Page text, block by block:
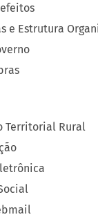
e Estrutura
Territorial Rural